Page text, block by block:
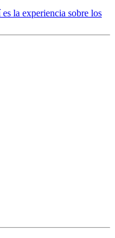
la experiencia sobre los